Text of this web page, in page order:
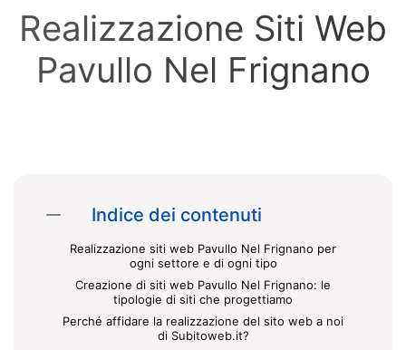
Realizzazione Siti Web
Pavullo Nel Frignano
Indice dei contenuti
Realizzazione siti web Pavullo Nel Frignano per
ogni settore e di ogni tipo
Creazione di siti web Pavullo Nel Frignano: le
tipologie di siti che progettiamo
Perché affidare la realizzazione del sito web a noi
di Subitoweb.it?